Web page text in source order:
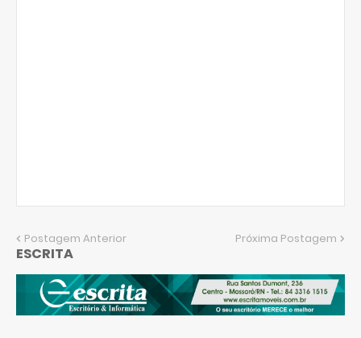
Postagem Anterior Próxima Postagem
ESCRITA